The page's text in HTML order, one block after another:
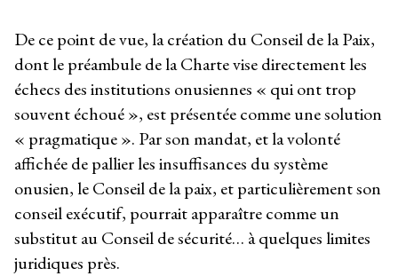
De ce point de vue, la création du Conseil de la Paix,
dont le préambule de la Charte vise directement les
échecs des institutions onusiennes « qui ont trop
souvent échoué », est présentée comme une solution
« pragmatique ». Par son mandat, et la volonté
affichée de pallier les insuffisances du système
onusien, le Conseil de la paix, et particulièrement son
conseil exécutif, pourrait apparaître comme un
substitut au Conseil de sécurité… à quelques limites
juridiques près.